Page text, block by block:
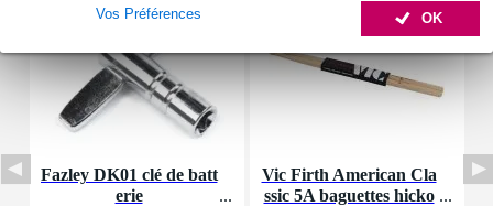
OK
Vos Préférences
Fazley DK01 clé de batt
erie
Vic Firth American Cla
ssic 5A baguettes hicko